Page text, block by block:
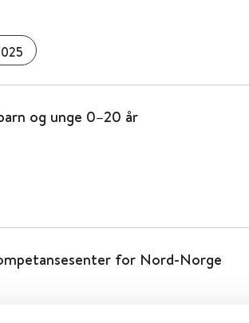
og unge 0–20 år
for Nord-Norge